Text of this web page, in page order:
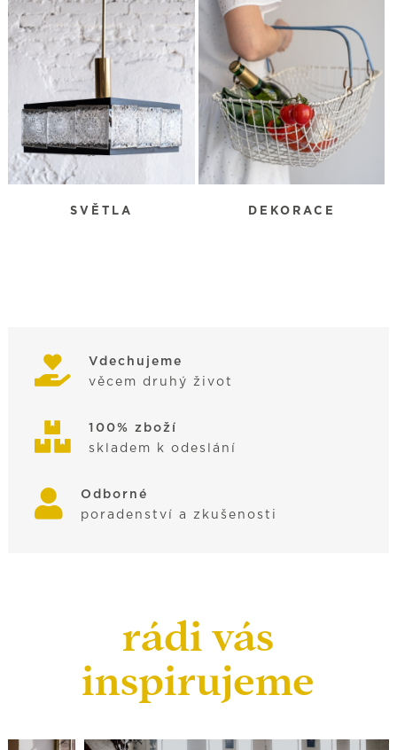
SVĚTLA DEKORACE
Vdechujeme
věcem druhý život
100% zboží
skladem k odeslání
Odborné
poradenství a zkušenosti
rádi vás
inspirujeme